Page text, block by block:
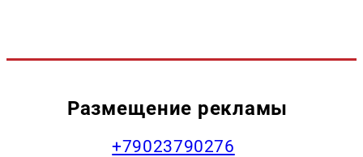
Размещение рекламы
+79023790276